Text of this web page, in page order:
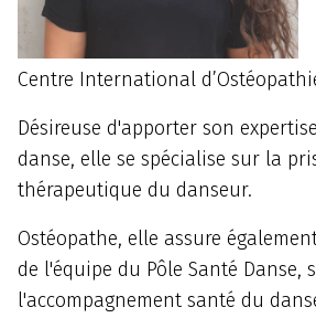
Centre International
Désireuse d'apporter son
danse, elle se spécialise sur la
thérapeutique du danseur.
Ostéopathe, elle assure
de l'équipe du Pôle Santé Danse,
l'accompagnement santé du